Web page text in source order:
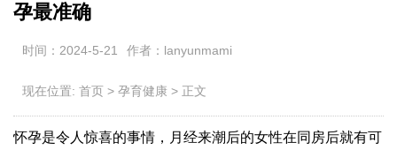
孕最准确
时间：2024-5-21 作者：lanyunmami
现在位置: 首页 > 孕育健康 > 正文
怀孕是令人惊喜的事情，月经来潮后的女性在同房后就有可